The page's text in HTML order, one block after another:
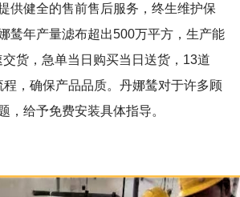
供健全的售前售后服务，终生维护保
鸶年产量滤布超出500万平方，生产能
货，急单当日购买当日送货，13道
，确保产品品质。丹娜鸶对于许多顾
，给予免费安装具体指导。